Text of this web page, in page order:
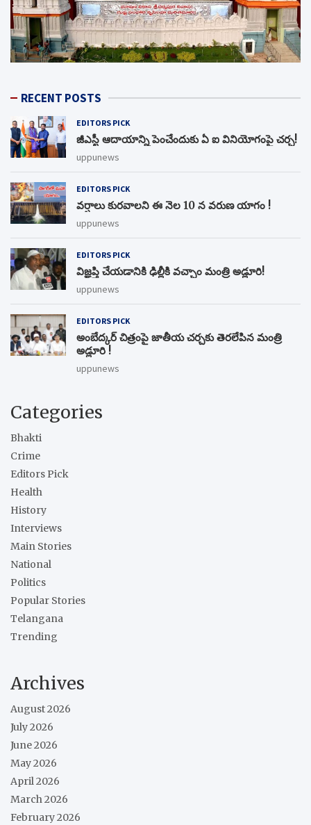
RECENT POSTS
EDITORS PICK
జీఎస్టీ ఆదాయాన్ని పెంచేందుకు ఏ ఐ వినియోగంపై చర్చ!
uppunews
EDITORS PICK
వర్షాలు కురవాలని ఈ నెల 10 న వరుణ యాగం !
uppunews
EDITORS PICK
విజ్ఞప్తి చేయడానికి ఢిల్లీకి వచ్చాం మంత్రి అడ్లూరి!
uppunews
EDITORS PICK
అంబేద్కర్ చిత్రంపై జాతీయ చర్చకు తెరలేపిన మంత్రి
అడ్లూరి !
uppunews
Categories
Bhakti
Crime
Editors Pick
Health
History
Interviews
Main Stories
National
Politics
Popular Stories
Telangana
Trending
Archives
August 2026
July 2026
June 2026
May 2026
April 2026
March 2026
February 2026